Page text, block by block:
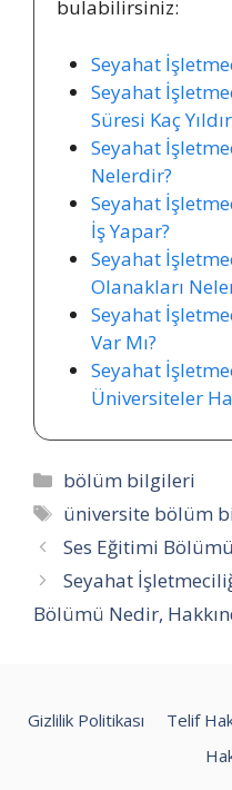
bulabilirsiniz:
Seyahat
Seyahat
Süresi Kaç
Seyahat
Nelerdir?
Seyahat
İş Yapar?
Seyahat
Olanakları
Seyahat
Var Mı?
Seyahat
Üniversiteler
Kategoriler
bölüm bilgileri
Etiketler
üniversite bölüm
Ses Eğitimi
Seyahat
Bölümü Nedir,
Gizlilik Politikası Telif